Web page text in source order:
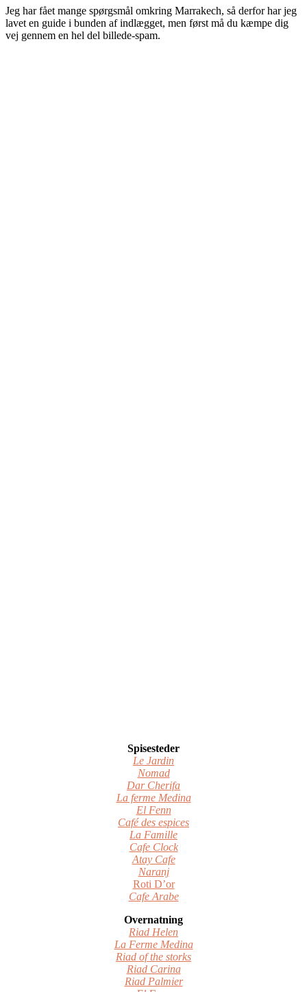
Jeg har fået mange spørgsmål omkring Marrakech, så derfor har jeg
lavet en guide i bunden af indlægget, men først må du kæmpe dig
vej gennem en hel del billede-spam.
Spisesteder
Le Jardin
Nomad
Dar Cherifa
La ferme Medina
El Fenn
Café des espices
La Famille
Cafe Clock
Atay Cafe
Naranj
Roti D’or
Cafe Arabe
Overnatning
Riad Helen
La Ferme Medina
Riad of the storks
Riad Carina
Riad Palmier